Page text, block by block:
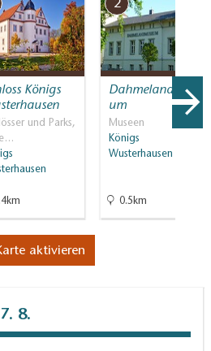
Königs
und Parks,
2
Dahmelandmuse
um
Museen
Königs
Wusterhausen
0.5km
aktivieren
8.